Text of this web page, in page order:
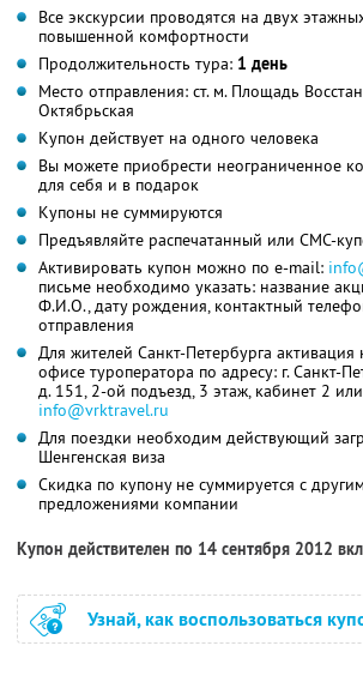
Все экскурсии проводятся на двух
повышенной комфортности
Продолжительность тура: 1 день
Место отправления: ст. м. Площадь
Октябрьская
Купон действует на одного человека
Вы можете приобрести неограниченное
для себя и в подарок
Купоны не суммируются
Предъявляйте распечатанный или СМС-
Активировать купон можно по e-mail:
письме необходимо указать: название
Ф.И.О., дату рождения, контактный
отправления
Для жителей Санкт-Петербурга
офисе туроператора по адресу: г. Санкт-
д. 151, 2-ой подъезд, 3 этаж, кабинет 2
info@vrktravel.ru
Для поездки необходим действующий
Шенгенская виза
Скидка по купону не суммируется с
предложениями компании
Купон действителен по 14 сентября 2012
Узнай, как воспользоваться